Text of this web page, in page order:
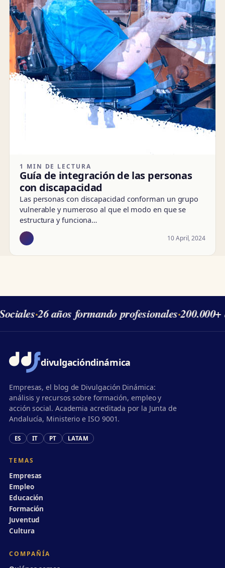
1 MIN DE LECTURA
Guía de integración de las personas
con discapacidad
Las personas con discapacidad conforman un grupo
vulnerable y numeroso al que el modo en que se
estructura y funciona…
10 April, 2024
·26 años formando profesionales·200.000+
divulgacióndinámica
Empresas, el blog de Divulgación Dinámica:
análisis y recursos sobre formación, empleo y
acción social. Academia acreditada por la Junta de
Andalucía, Ministerio e ISO 9001.
ES IT PT LATAM
TEMAS
Empresas
Empleo
Educación
Formación
Juventud
Cultura
COMPAÑÍA